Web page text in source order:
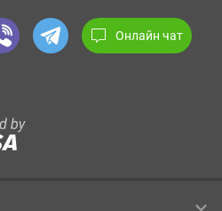
Онлайн чат